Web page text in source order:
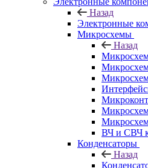
Назад
Электронные
Микросхемы
Назад
ВЧ и СВЧ
Конденсаторы
Назад